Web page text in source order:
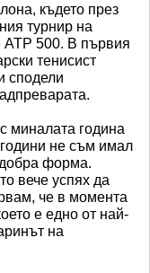
където през
турнир на
АТР 500. В първия
тенисист
сподели
миналата година
не съм имал
форма.
вече успях да
че в момента
е едно от най-
на